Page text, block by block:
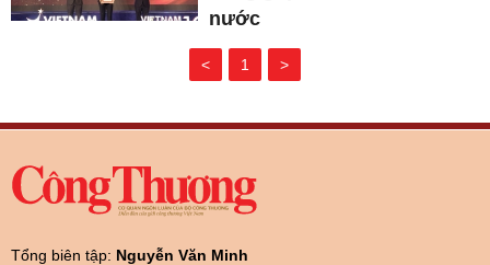
nước
< 1 >
Tổng biên tập: Nguyễn Văn Minh